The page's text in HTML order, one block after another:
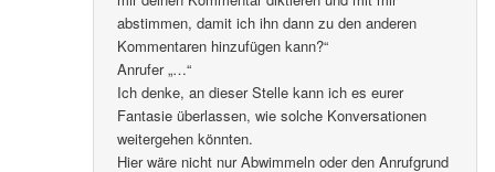
abstimmen, damit ich ihn dann zu den anderen
Kommentaren hinzufügen kann?“
Anrufer „…“
Ich denke, an dieser Stelle kann ich es eurer
Fantasie überlassen, wie solche Konversationen
weitergehen könnten.
Hier wäre nicht nur Abwimmeln oder den Anrufgrund